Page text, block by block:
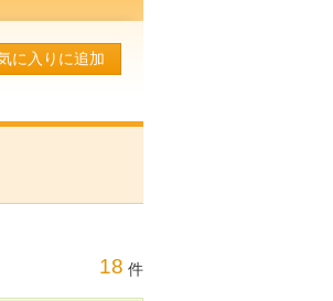
に入りに追加
18 件